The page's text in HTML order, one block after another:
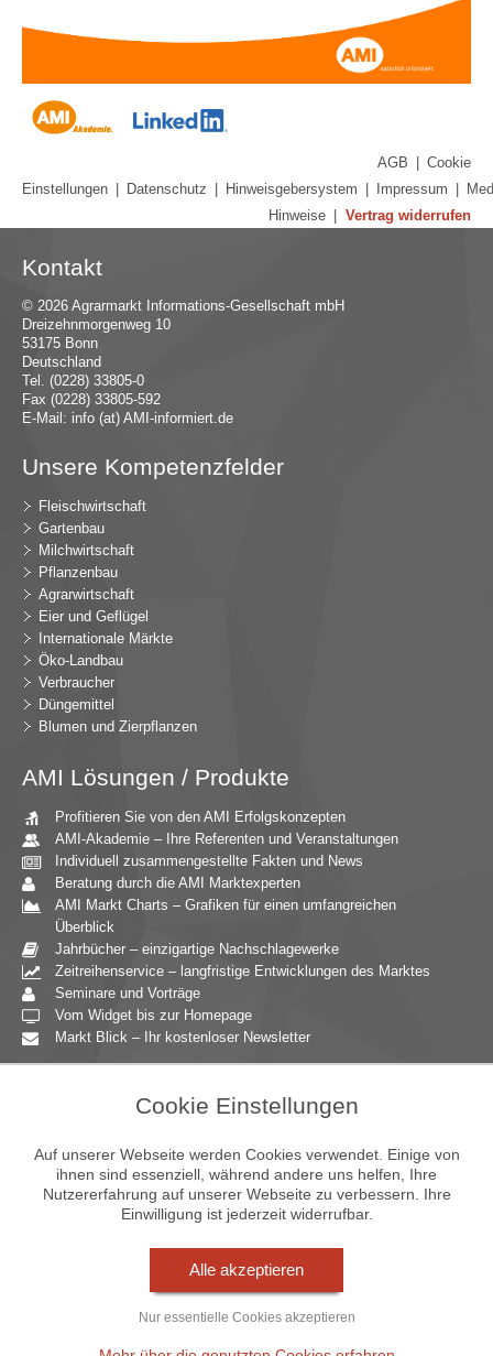
AGB
Cookie
Einstellungen
Datenschutz Hinweisgebersystem Impressum
Hinweise
Vertrag widerrufen
Kontakt
© 2026 Agrarmarkt Informations-Gesellschaft mbH
Dreizehnmorgenweg 10
53175 Bonn
Deutschland
Tel. (0228) 33805-0
Fax (0228) 33805-592
E-Mail: info (at) AMI-informiert.de
Unsere Kompetenzfelder
Fleischwirtschaft
Gartenbau
Milchwirtschaft
Pflanzenbau
Agrarwirtschaft
Eier und Geflügel
Internationale Märkte
Öko-Landbau
Verbraucher
Düngemittel
Blumen und Zierpflanzen
AMI Lösungen / Produkte
Profitieren Sie von den AMI Erfolgskonzepten
AMI-Akademie – Ihre Referenten und Veranstaltungen
Individuell zusammengestellte Fakten und News
Beratung durch die AMI Marktexperten
AMI Markt Charts – Grafiken für einen umfangreichen
Überblick
Jahrbücher – einzigartige Nachschlagewerke
Zeitreihenservice – langfristige Entwicklungen des Marktes
Seminare und Vorträge
Vom Widget bis zur Homepage
Markt Blick – Ihr kostenloser Newsletter
Unternehmensberatung
Ernährungsgewerbe
Einzelhandel
Bildung & Wissenschaft
Presse & Medien
Cookie Einstellungen
Auf unserer Webseite werden Cookies verwendet. Einige von
ihnen sind essenziell, während andere uns helfen, Ihre
Nutzererfahrung auf unserer Webseite zu verbessern. Ihre
Einwilligung ist jederzeit widerrufbar.
Alle akzeptieren
Nur essentielle Cookies akzeptieren